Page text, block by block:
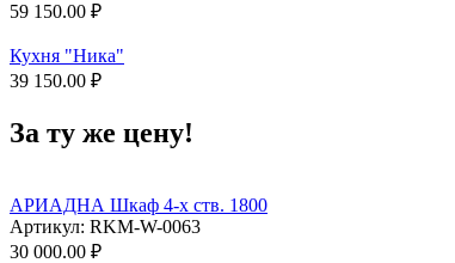
59 150.00 ₽
Кухня "Ника"
39 150.00 ₽
За ту же цену!
АРИАДНА Шкаф 4-х ств. 1800
Артикул: RKM-W-0063
30 000.00 ₽